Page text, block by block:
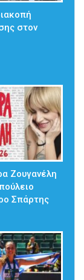
στον
Ζουγανέλη
Σπάρτης